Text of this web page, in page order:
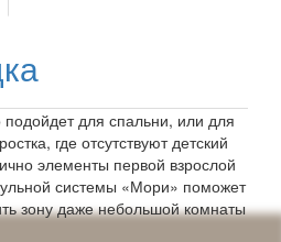
для спальни, или для
где отсутствуют детский
элементы первой взрослой
системы «Мори» поможет
зону даже небольшой комнаты